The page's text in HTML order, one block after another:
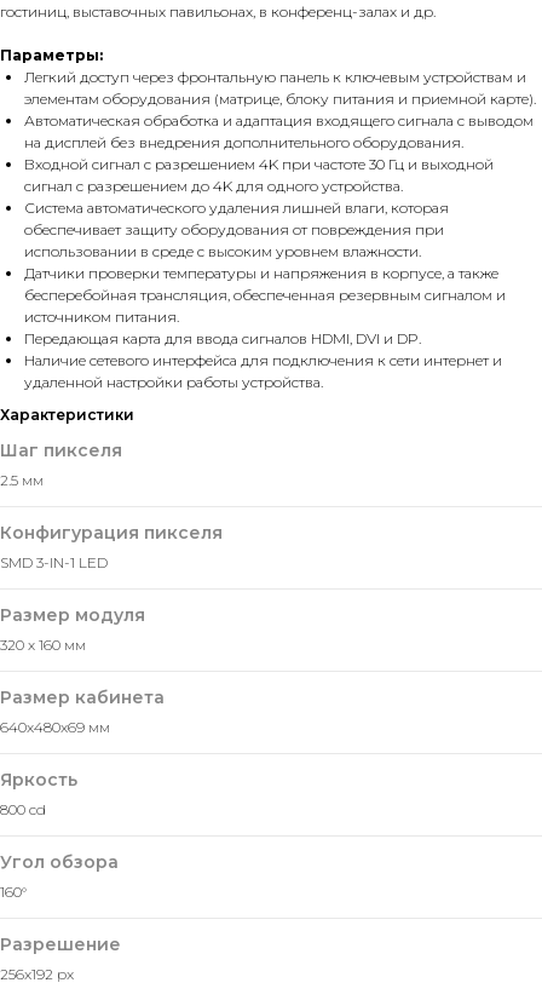
гостиниц, выставочных павильонах, в конференц-залах и др.
Параметры:
Легкий доступ через фронтальную панель к ключевым устройствам и
элементам оборудования (матрице, блоку питания и приемной карте).
Автоматическая обработка и адаптация входящего сигнала с выводом
на дисплей без внедрения дополнительного оборудования.
Входной сигнал с разрешением 4K при частоте 30 Гц и выходной
сигнал с разрешением до 4K для одного устройства.
Система автоматического удаления лишней влаги, которая
обеспечивает защиту оборудования от повреждения при
использовании в среде с высоким уровнем влажности.
Датчики проверки температуры и напряжения в корпусе, а также
бесперебойная трансляция, обеспеченная резервным сигналом и
источником питания.
Передающая карта для ввода сигналов HDMI, DVI и DP.
Наличие сетевого интерфейса для подключения к сети интернет и
удаленной настройки работы устройства.
Характеристики
Шаг пикселя
2.5 мм
Конфигурация пикселя
SMD 3-IN-1 LED
Размер модуля
320 х 160 мм
Размер кабинета
640x480x69 мм
Яркость
800 cd
Угол обзора
160°
Разрешение
256x192 px